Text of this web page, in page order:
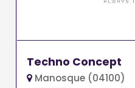
Techno Concept
Manosque (04100)